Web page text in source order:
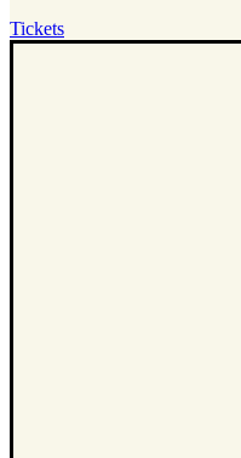
Tickets